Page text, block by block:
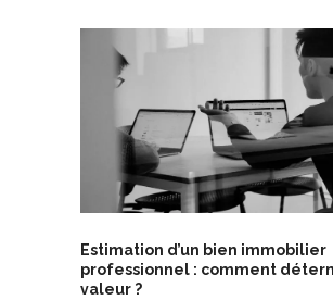
Estimation d’un bien immobilier
professionnel : comment
valeur ?